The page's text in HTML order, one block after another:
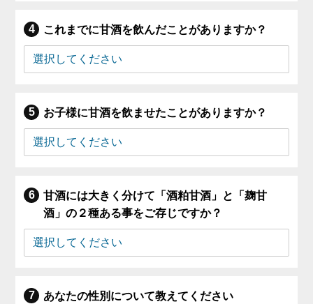
これまでに甘酒を飲んだことがありますか？
お子様に甘酒を飲ませたことがありますか？
甘酒には大きく分けて「酒粕甘酒」と「麹甘
酒」の２種ある事をご存じですか？
あなたの性別について教えてください